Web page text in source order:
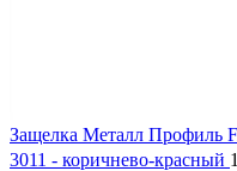
Защелка Металл Профиль
3011 - коричнево-красный